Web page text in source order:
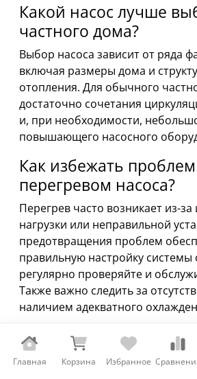
Главная Корзина Избранное
Какой насос лучше
частного дома?
Выбор насоса зависит от ряда
включая размеры дома и
отопления. Для обычного
достаточно сочетания
и, при необходимости,
повышающего насосного
Как избежать проблем
перегревом насоса?
Перегрев часто возникает из-
нагрузки или неправильной
предотвращения проблем
правильную настройку системы
регулярно проверяйте и
Также важно следить за
наличием адекватного
Как долго может
насос?